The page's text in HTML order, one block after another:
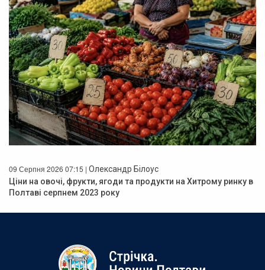
09 Серпня 2026 07:15 | Олександр Білоус
Ціни на овочі, фрукти, ягоди та продукти на Хитрому ринку в
Полтаві серпнем 2023 року